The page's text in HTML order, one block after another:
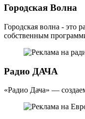
Городская Волна
Городская волна - это
собственным
Радио ДАЧА
«Радио Дача» —